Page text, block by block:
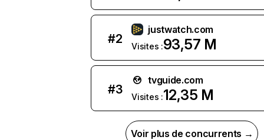
#2
justwatch.com
Visites :93,57 M
#3
tvguide.com
Visites :12,35 M
Voir plus de concurrents →